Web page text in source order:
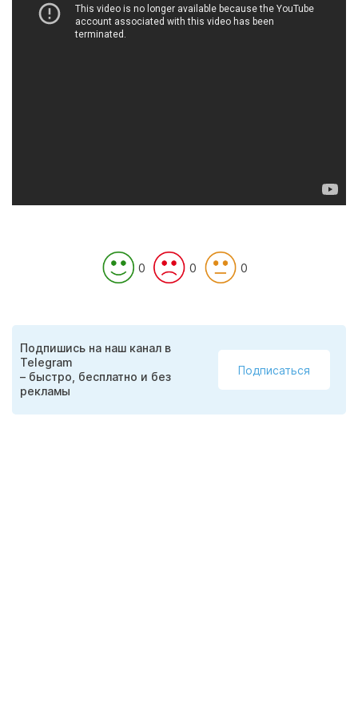
0 0 0
Подпишись на наш канал в
Telegram
– быстро, бесплатно и без
рекламы
Подписаться